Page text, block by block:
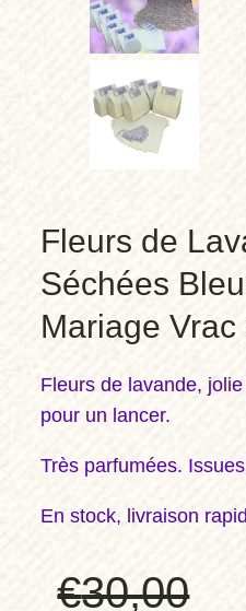
Fleurs de
Séchées
Mariage Vrac
Fleurs de lavande,
pour un lancer.
Très parfumées.
En stock, livraison
€30,00